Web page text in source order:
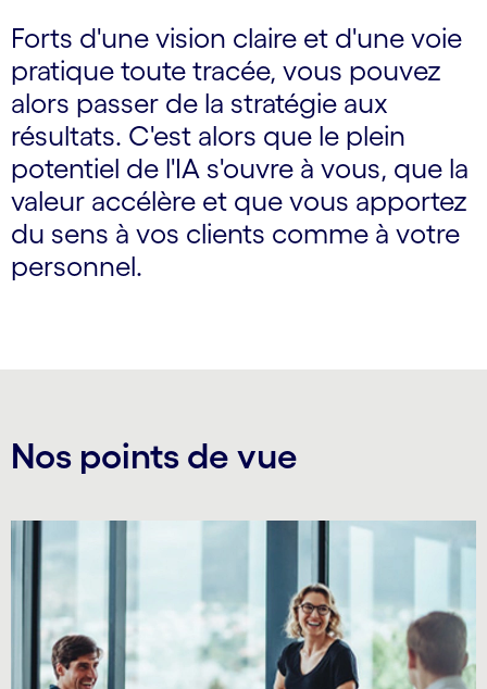
Forts d'une vision claire et d'une voie
pratique toute tracée, vous pouvez
alors passer de la stratégie aux
résultats. C'est alors que le plein
potentiel de l'IA s'ouvre à vous, que la
valeur accélère et que vous apportez
du sens à vos clients comme à votre
personnel.
Nos points de vue
Carousel starts